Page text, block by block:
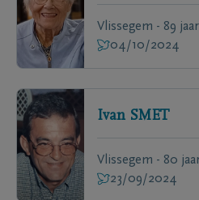
Vlissegem - 89 jaar
04/10/2024
Ivan SMET
Vlissegem - 80
23/09/2024